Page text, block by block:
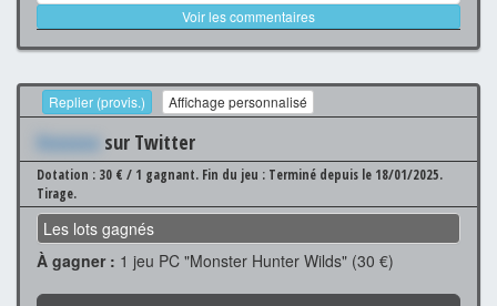
Voir les commentaires
Replier (provis.) Affichage personnalisé
Xxxxxxx sur Twitter
Dotation : 30 € / 1 gagnant. Fin du jeu : Terminé depuis le 18/01/2025.
Tirage.
Les lots gagnés
À gagner : 1 jeu PC "Monster Hunter Wilds" (30 €)